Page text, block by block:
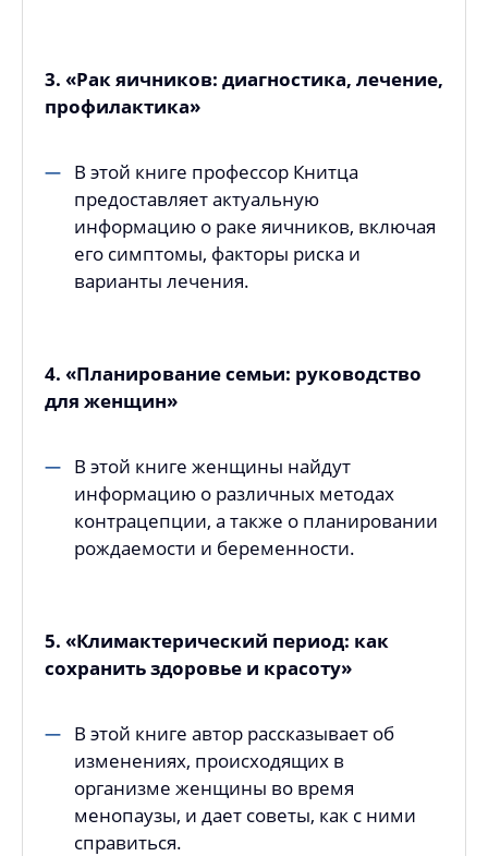
3. «Рак яичников: диагностика, лечение,
профилактика»
В этой книге профессор Книтца
предоставляет актуальную
информацию о раке яичников, включая
его симптомы, факторы риска и
варианты лечения.
4. «Планирование семьи: руководство
для женщин»
В этой книге женщины найдут
информацию о различных методах
контрацепции, а также о планировании
рождаемости и беременности.
5. «Климактерический период: как
сохранить здоровье и красоту»
В этой книге автор рассказывает об
изменениях, происходящих в
организме женщины во время
менопаузы, и дает советы, как с ними
справиться.